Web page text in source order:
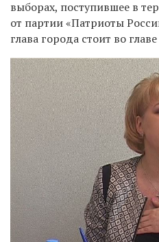
выборах, поступившее в
от партии «Патриоты
глава города стоит во